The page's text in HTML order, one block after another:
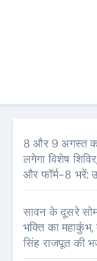
8 और 9 अगस्त
लगेगा विशेष
और फॉर्म-8 भरें:
सावन के दूसरे
भक्ति का
सिंह राजपूत की